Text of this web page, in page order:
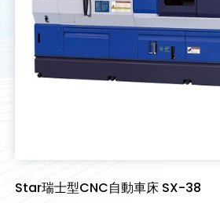
Star瑞士型CNC自動車床 SX-38